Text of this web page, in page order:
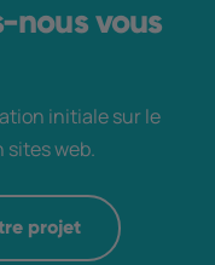
nous vous
initiale sur le
sites web.
projet